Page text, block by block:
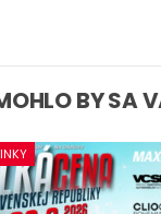
BY SA